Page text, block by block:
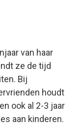
van haar
ze de tijd
Bij
houdt
ook al 2-3 jaar
aan kinderen.